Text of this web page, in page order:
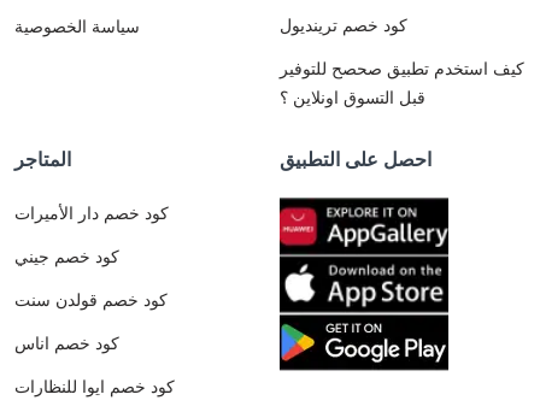
سياسة الخصوصية
كود خصم ترينديول
كيف استخدم تطبيق صحصح للتوفير
قبل التسوق اونلاين ؟
المتاجر
كود خصم دار الأميرات
كود خصم جيني
كود خصم قولدن سنت
كود خصم اناس
كود خصم ايوا للنظارات
احصل على التطبيق